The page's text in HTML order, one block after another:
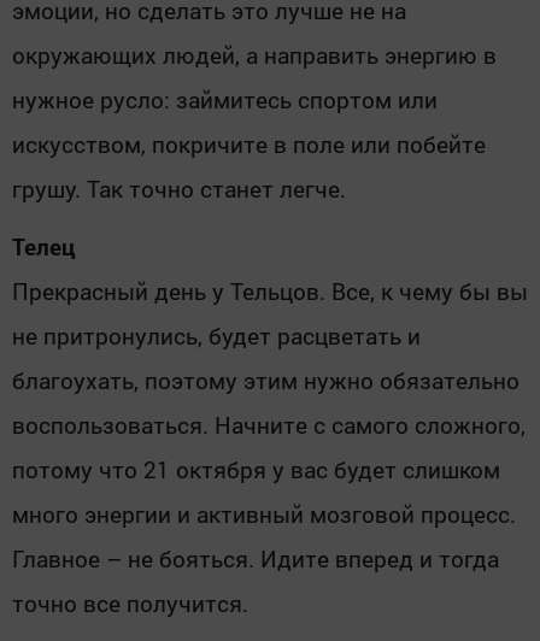
эмоции, но сделать это лучше не на
окружающих людей, а направить энергию в
нужное русло: займитесь спортом или
искусством, покричите в поле или побейте
грушу. Так точно станет легче.
Телец
Прекрасный день у Тельцов. Все, к чему бы вы
не притронулись, будет расцветать и
благоухать, поэтому этим нужно обязательно
воспользоваться. Начните с самого сложного,
потому что 21 октября у вас будет слишком
много энергии и активный мозговой процесс.
Главное – не бояться. Идите вперед и тогда
точно все получится.